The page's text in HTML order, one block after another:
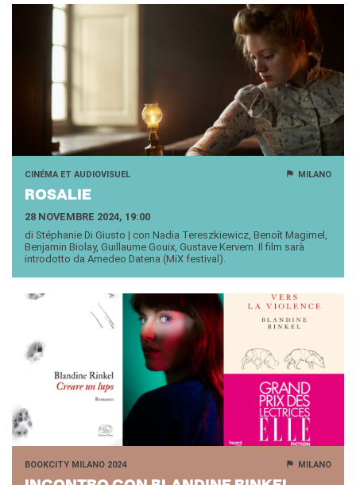
CINÉMA ET AUDIOVISUEL MILANO
RO­SA­LIE
28 NOVEMBRE 2024, 19:00
di Stéphanie Di Giusto | con Nadia Tereszkiewicz, Benoît Magimel,
Benjamin Biolay, Guillaume Gouix, Gustave Kervern. Il film sarà
introdotto da Amedeo Datena (MiX festival).
BOOKCITY MILANO 2024 MILANO